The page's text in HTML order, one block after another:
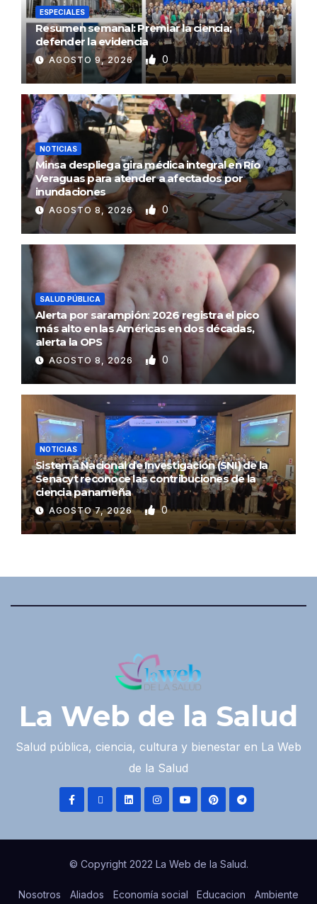
ESPECIALES
Resumen semanal: Premiar la ciencia;
defender la evidencia
AGOSTO 9, 2026 0
NOTICIAS
Minsa despliega gira médica integral en Río
Veraguas para atender a afectados por
inundaciones
AGOSTO 8, 2026 0
SALUD PÚBLICA
Alerta por sarampión: 2026 registra el pico
más alto en las Américas en dos décadas,
alerta la OPS
AGOSTO 8, 2026 0
NOTICIAS
Sistema Nacional de Investigación (SNI) de la
Senacyt reconoce las contribuciones de la
ciencia panameña
AGOSTO 7, 2026 0
La Web de la Salud
Salud pública, ciencia, cultura y bienestar en La Web
de la Salud
© Copyright 2022 La Web de la Salud.
Nosotros Aliados Economía social Educacion Ambiente